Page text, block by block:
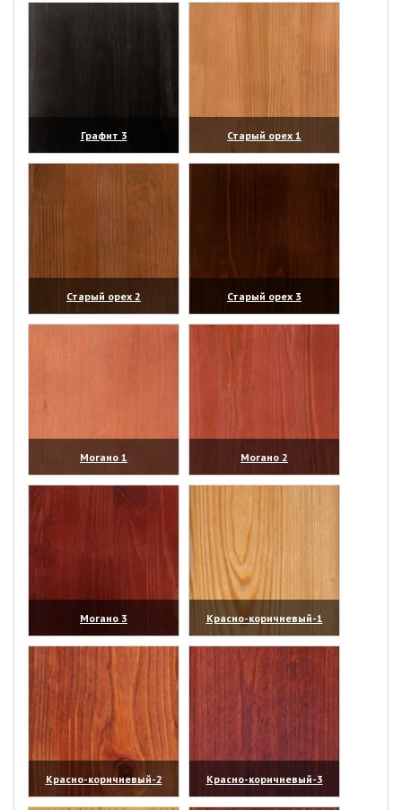
Графит 3
(увеличить)
Старый орех 1
(увеличить)
Старый орех 2
(увеличить)
Старый орех 3
(увеличить)
Могано 1
(увеличить)
Могано 2
(увеличить)
Могано 3
(увеличить)
Красно-коричневый-1
(увеличить)
Красно-коричневый-2
(увеличить)
Красно-коричневый-3
(увеличить)